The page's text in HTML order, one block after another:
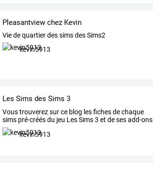
Pleasantview chez Kevin
Vie de quartier des sims des Sims2
kevin5913
Les Sims des Sims 3
Voustrouverezsurceblog lesfichesdechaque
simspré-créésdu jeu LesSims3 et desesadd-ons
(à…
kevin5913